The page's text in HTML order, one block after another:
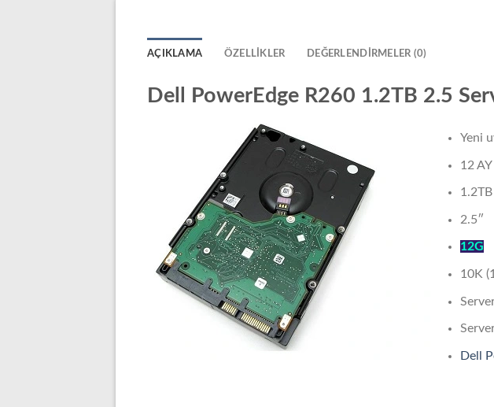
AÇIKLAMA ÖZELLIKLER DEĞERLENDIRMELER (0)
Dell PowerEdge R260 1.2TB 2.5
Yeni
12
1.2TB
2.5″
12G
10K
Dell